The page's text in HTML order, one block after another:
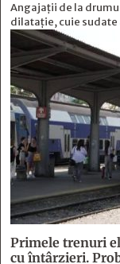
Angajaţii de la
dilataţie, cuie
Primele trenuri
cu întârzieri.